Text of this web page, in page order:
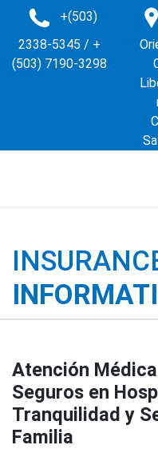
+(503)
2338-5345 / +
(503) 7190-3298
Atención
Seguros en
Tranquilidad y
Familia